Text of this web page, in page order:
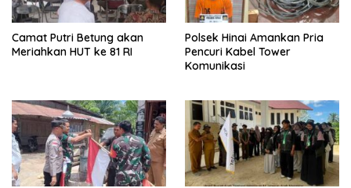
Camat Putri Betung akan
Meriahkan HUT ke 81 RI
Polsek Hinai Amankan Pria
Pencuri Kabel Tower
Komunikasi